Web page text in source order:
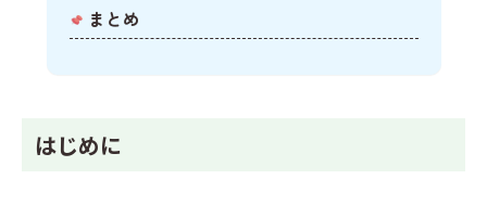
まとめ
はじめに